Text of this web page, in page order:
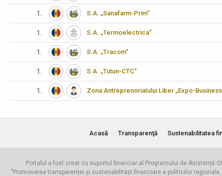
1. S.A. „Sanafarm-Prim”
1. S.A. „Termoelectrica”
1. S.A. „Tracom”
1. S.A. „Tutun-CTC”
1. Zona Antreprenoriatului Liber „Expo-
Acasă Transparenţă Sustenabilitatea
Portalul a fost creat cu suportul financiar al Programului de Asistență
"Promovarea transparenței și sustenabilității financiare a politicilor